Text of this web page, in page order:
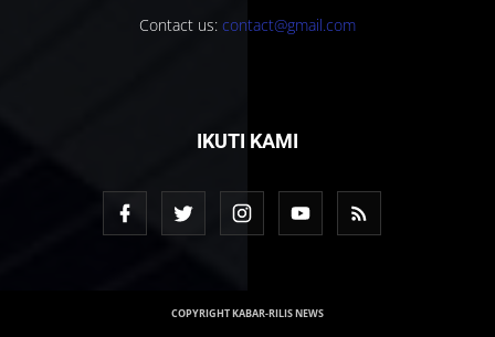
Contact us: contact@gmail.com
IKUTI KAMI
COPYRIGHT KABAR-RILIS NEWS